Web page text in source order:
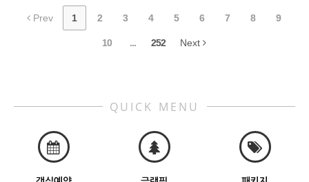
Prev 1 2 3 4 5 6 7 8 9
10 ... 252 Next
QUICK MENU